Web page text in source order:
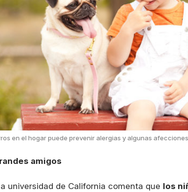
en el hogar puede prevenir alergias y algunas
amigos
universidad de California comenta que los